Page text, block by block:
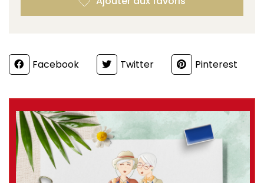
PartagerFacebook Twitter Pinterest